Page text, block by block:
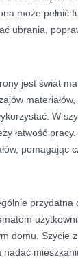
może pełnić
ubrania,
jest świat
W
łatwość
domu. Szycie